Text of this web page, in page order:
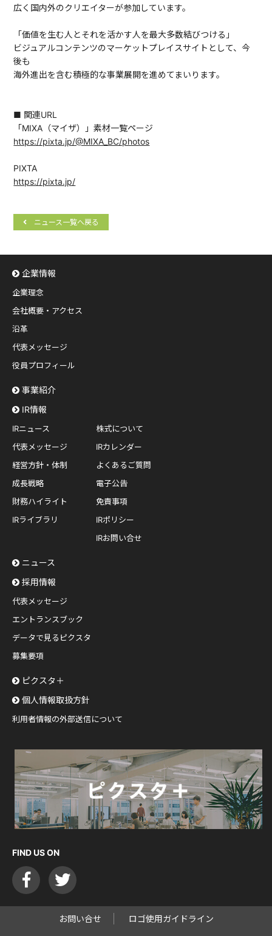
広く国内外のクリエイターが参加しています。
「価値を生む人とそれを活かす人を最大多数結びつける」
ビジュアルコンテンツのマーケットプレイスサイトとして、今
後も
海外進出を含む積極的な事業展開を進めてまいります。
■ 関連URL
「MIXA（マイザ）」素材一覧ページ
https://pixta.jp/@MIXA_BC/photos
PIXTA
https://pixta.jp/
ニュース一覧へ戻る
企業情報
企業理念
会社概要・アクセス
沿革
代表メッセージ
役員プロフィール
事業紹介
IR情報
IRニュース
代表メッセージ
経営方針・体制
成長戦略
財務ハイライト
IRライブラリ
株式について
IRカレンダー
よくあるご質問
電子公告
免責事項
IRポリシー
IRお問い合せ
ニュース
採用情報
代表メッセージ
エントランスブック
データで見るピクスタ
募集要項
ピクスタ＋
個人情報取扱方針
利用者情報の外部送信について
FIND US ON
お問い合せ ロゴ使用ガイドライン